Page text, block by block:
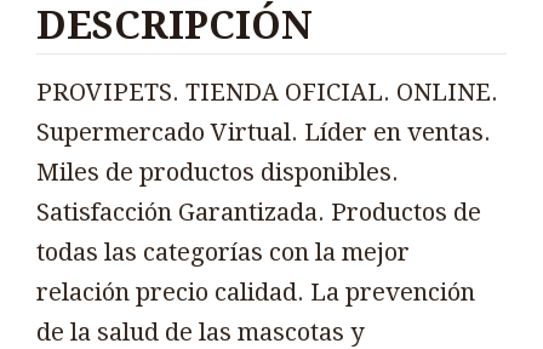
DESCRIPCIÓN
PROVIPETS. TIENDA OFICIAL. ONLINE.
Supermercado Virtual. Líder en ventas.
Miles de productos disponibles.
Satisfacción Garantizada. Productos de
todas las categorías con la mejor
relación precio calidad. La prevención
de la salud de las mascotas y